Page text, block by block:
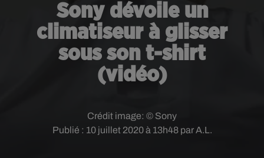
Sony dévoile un
climatiseur à glisser
sous son t-shirt
(vidéo)
Publié : 10 juillet 2020 à 13h48 par A.L.
Crédit image: © Sony